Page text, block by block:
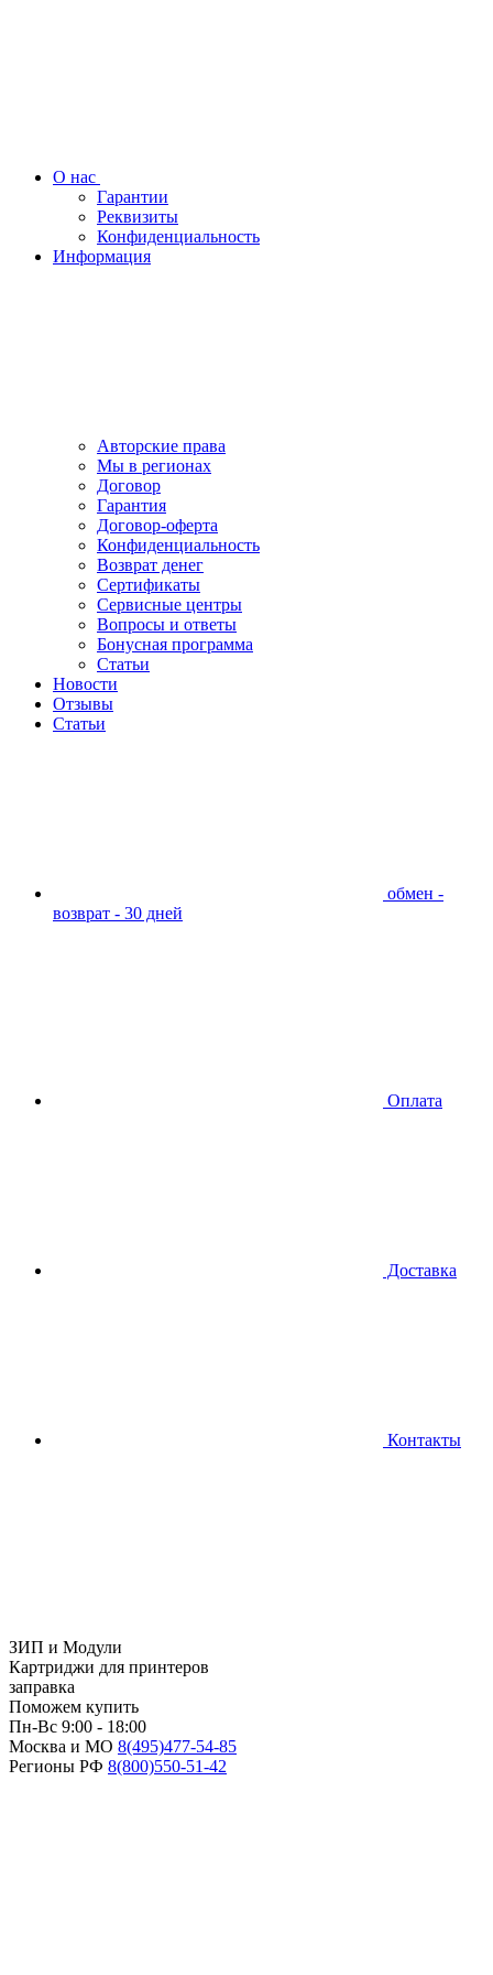
О нас
Гарантии
Реквизиты
Конфиденциальность
Информация
Авторские права
Мы в регионах
Договор
Гарантия
Договор-оферта
Конфиденциальность
Возврат денег
Сертификаты
Сервисные центры
Вопросы и ответы
Бонусная программа
Статьи
Новости
Отзывы
Статьи
обмен -
возврат - 30 дней
Оплата
Доставка
Контакты
ЗИП и Модули
Картриджи для принтеров
заправка
Поможем купить
Пн-Вс 9:00 - 18:00
Москва и МО 8(495)477-54-85
Регионы РФ 8(800)550-51-42